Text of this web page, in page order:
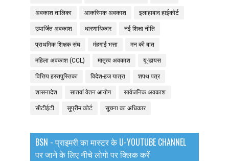
अवकाश तालिका आकस्मिक अवकाश इलाहाबाद हाईकोर्ट
उपार्जित अवकाश धारणाधिकार नई शिक्षा नीति
प्राथमिक शिक्षक संघ मंहगाई भत्ता मन की बात
महिला अवकाश (CCL) मातृत्व अवकाश यू-डायस
वित्तिय हस्तपुस्तिका विदेश-हज यात्रा शपथ पत्र
शासनादेश सातवां वेतन आयोग सार्वजनिक अवकाश
सीटीईटी सुप्रीम कोर्ट सूचना का अधिकार
BSN - प्राइमरी का मास्टर के U-YOUTUBE CHANNEL
पर जाने के लिए नीचे लोगो पर क्लिक करें